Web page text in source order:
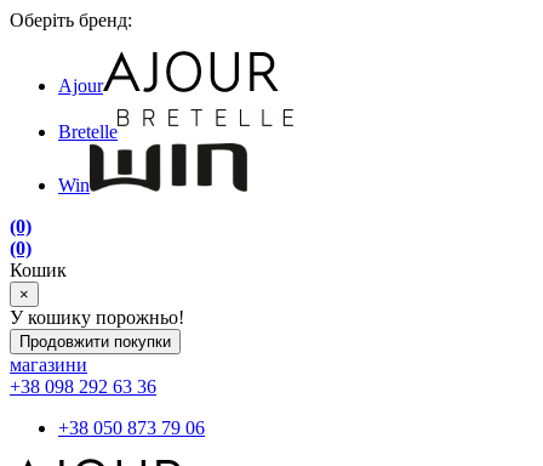
Оберіть бренд:
Ajour
Bretelle
Win
(0)
(0)
Кошик
×
У кошику порожньо!
Продовжити покупки
магазини
+38 098 292 63 36
+38 050 873 79 06